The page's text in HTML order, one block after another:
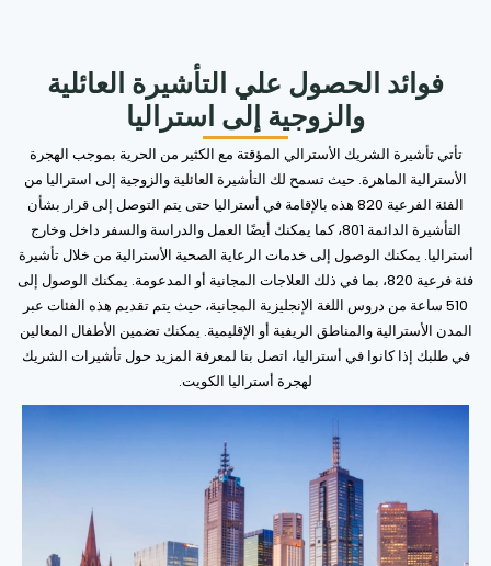
فوائد الحصول علي التأشيرة العائلية
والزوجية إلى استراليا
تأتي تأشيرة الشريك الأسترالي المؤقتة مع الكثير من الحرية بموجب الهجرة
الأسترالية الماهرة. حيث تسمح لك التأشيرة العائلية والزوجية إلى استراليا من
الفئة الفرعية 820 هذه بالإقامة في أستراليا حتى يتم التوصل إلى قرار بشأن
التأشيرة الدائمة 801، كما يمكنك أيضًا العمل والدراسة والسفر داخل وخارج
أستراليا. يمكنك الوصول إلى خدمات الرعاية الصحية الأسترالية من خلال تأشيرة
فئة فرعية 820، بما في ذلك العلاجات المجانية أو المدعومة. يمكنك الوصول إلى
510 ساعة من دروس اللغة الإنجليزية المجانية، حيث يتم تقديم هذه الفئات عبر
المدن الأسترالية والمناطق الريفية أو الإقليمية. يمكنك تضمين الأطفال المعالين
في طلبك إذا كانوا في أستراليا، اتصل بنا لمعرفة المزيد حول تأشيرات الشريك
لهجرة أستراليا الكويت.